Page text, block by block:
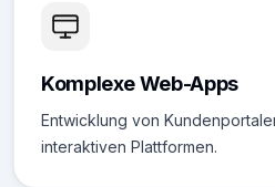
Komplexe Web-Apps
Entwicklung von
interaktiven Plattformen.